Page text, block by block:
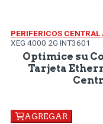
XEG 4000 2G INT3601
Optimice su
Tarjeta
AGREGAR